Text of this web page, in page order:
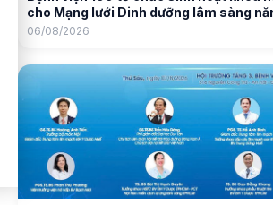
cho Mạng lưới Dinh dưỡng lâm sàng
06/08/2026